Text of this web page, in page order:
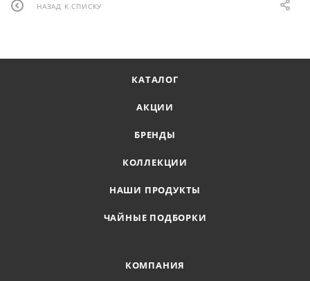
НАЗАД К СПИСКУ
КАТАЛОГ
АКЦИИ
БРЕНДЫ
КОЛЛЕКЦИИ
НАШИ ПРОДУКТЫ
ЧАЙНЫЕ ПОДБОРКИ
КОМПАНИЯ